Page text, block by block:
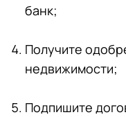
банк;
Получите
недвижимости;
Подпишите